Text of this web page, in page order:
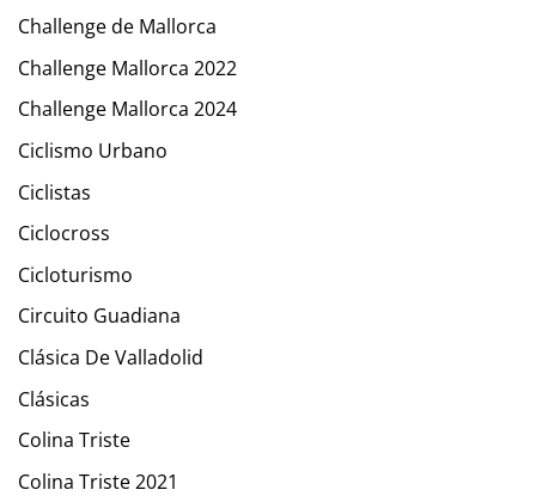
Challenge de Mallorca
Challenge Mallorca 2022
Challenge Mallorca 2024
Ciclismo Urbano
Ciclistas
Ciclocross
Cicloturismo
Circuito Guadiana
Clásica De Valladolid
Clásicas
Colina Triste
Colina Triste 2021